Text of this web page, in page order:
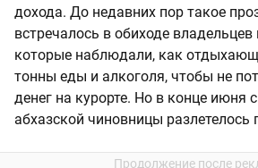
дохода. До недавних пор такое
встречалось в обиходе
которые наблюдали, как
тонны еды и алкоголя, чтобы не
денег на курорте. Но в конце июня
абхазской чиновницы разлетелось